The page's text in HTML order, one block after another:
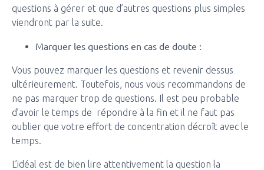
questions à gérer et que d’autres questions plus simples
viendront par la suite.
Marquer les questions en cas de doute :
Vous pouvez marquer les questions et revenir dessus
ultérieurement. Toutefois, nous vous recommandons de
ne pas marquer trop de questions. Il est peu probable
d’avoir le temps de répondre à la fin et il ne faut pas
oublier que votre effort de concentration décroît avec le
temps.
L’idéal est de bien lire attentivement la question la